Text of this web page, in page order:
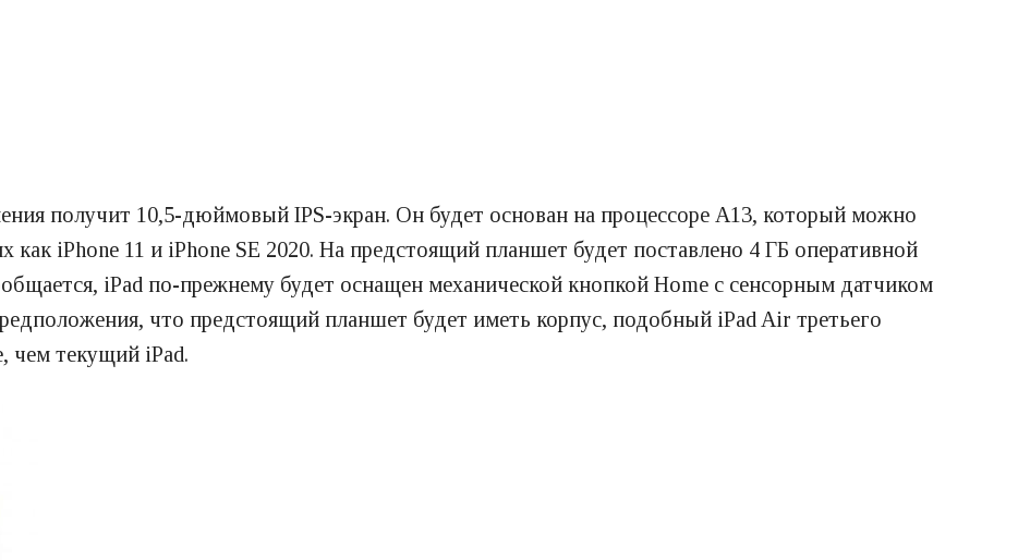
получит 10,5-дюймовый IPS-экран. Он будет основан на процессоре A13, который можно
как iPhone 11 и iPhone SE 2020. На предстоящий планшет будет поставлено 4 ГБ оперативной
iPad по-прежнему будет оснащен механической кнопкой Home с сенсорным датчиком
что предстоящий планшет будет иметь корпус, подобный iPad Air третьего
чем текущий iPad.